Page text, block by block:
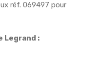
réf. 069497 pour
Legrand :